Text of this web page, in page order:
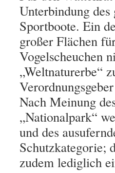
Unterbindung
Sportboote. Ein
großer Flächen
Vogelscheuchen
„Weltnaturerbe“
Nach Meinung
„Nationalpark“
und des
Schutzkategorie;
zudem lediglich